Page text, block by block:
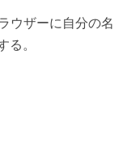
ウザーに自分の名
。